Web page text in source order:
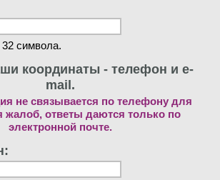
символа.
координаты - телефон и e-
mail.
не связывается по телефону для
жалоб, ответы даются только по
электронной почте.